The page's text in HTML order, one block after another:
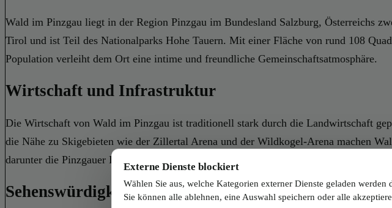
Wald im Pinzgau liegt in der Region Pinzgau im Bundesland Salzburg, Österreichs
Tirol und ist Teil des Nationalparks Hohe Tauern. Mit einer Fläche von rund 108
Population verleiht dem Ort eine intime und freundliche Gemeinschaftsatmosphäre.
Wirtschaft und Infrastruktur
Die Wirtschaft von Wald im Pinzgau ist traditionell stark durch die Landwirtschaft
die Nähe zu Skigebieten wie der Zillertal Arena und der Wildkogel-Arena machen
darunter die Pinzgauer Lokalbahn und gut ausgebaute Straßen, sorgen für
Sehenswürdigkeiten und Natur
Externe Dienste blockiert
Wählen Sie aus, welche Kategorien externer Dienste geladen werden
Sie können alle ablehnen, eine Auswahl speichern oder alle